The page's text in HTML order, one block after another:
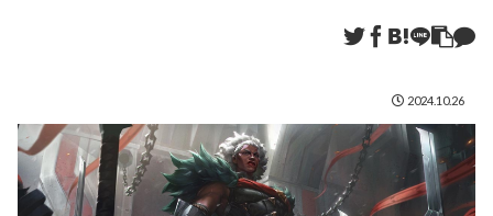
2024.10.26